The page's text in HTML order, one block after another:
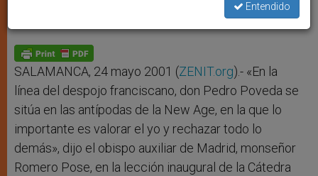
s
A
p
p
e
n
g
e
r
b
o
o
k
t
e
e
SALAMANCA, 24 mayo 2001 (ZENIT.org).- «En la
línea del despojo franciscano, don Pedro Poveda se
sitúa en las antípodas de la New Age, en la que lo
importante es valorar el yo y rechazar todo lo
demás», dijo el obispo auxiliar de Madrid, monseñor
Romero Pose, en la lección inaugural de la Cátedra
Entendido